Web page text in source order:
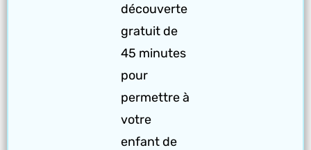
découverte
gratuit de
45 minutes
pour
permettre à
votre
enfant de